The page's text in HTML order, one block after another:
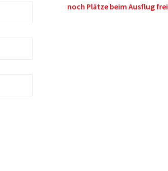
noch Plätze beim Ausflug frei